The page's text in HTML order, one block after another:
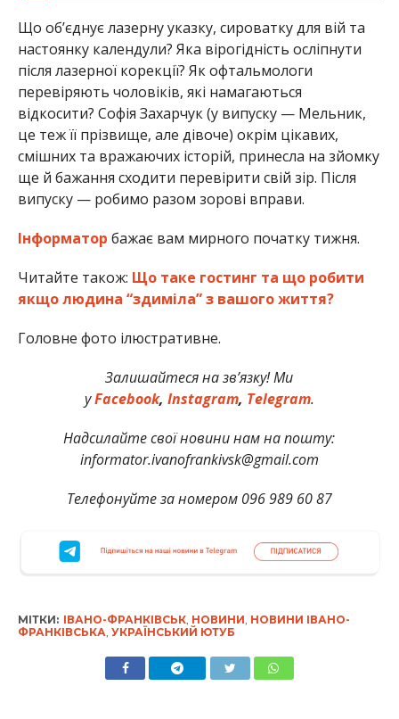
Що обʼєднує лазерну указку, сироватку для вій та
настоянку календули? Яка вірогідність осліпнути
після лазерної корекції? Як офтальмологи
перевіряють чоловіків, які намагаються
відкосити? Софія Захарчук (у випуску — Мельник,
це теж її прізвище, але дівоче) окрім цікавих,
смішних та вражаючих історій, принесла на зйомку
ще й бажання сходити перевірити свій зір. Після
випуску — робимо разом зорові вправи.
Інформатор бажає вам мирного початку тижня.
Читайте також: Що таке гостинг та що робити
якщо людина “здиміла” з вашого життя?
Головне фото ілюстративне.
Залишайтеся на зв’язку! Ми
уFacebook, Instagram, Telegram.
Надсилайте свої новини нам на пошту:
informator.ivanofrankivsk@gmail.com
Телефонуйте за номером 096 989 60 87
МІТКИ: ІВАНО-ФРАНКІВСЬК, НОВИНИ НОВИНИ ІВАНО-
ФРАНКІВСЬКА УКРАЇНСЬКИЙ ЮТУБ